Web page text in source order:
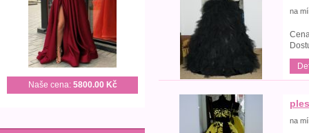
Naše cena: 5800.00 Kč
na
na